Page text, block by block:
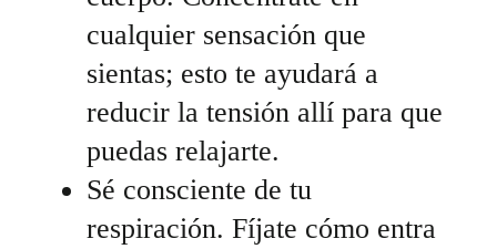
cualquier sensación que
sientas; esto te ayudará a
reducir la tensión allí para que
puedas relajarte.
Sé consciente de tu
respiración. Fíjate cómo entra